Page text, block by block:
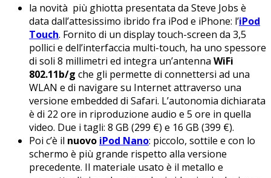
la novità più ghiotta presentata da Steve Jobs è
data dall’attesissimo ibrido fra iPod e iPhone: l’iPod
Touch. Fornito di un display touch-screen da 3,5
pollici e dell’interfaccia multi-touch, ha uno spessore
di soli 8 millimetri ed integra un’antenna WiFi
802.11b/g che gli permette di connettersi ad una
WLAN e di navigare su Internet attraverso una
versione embedded di Safari. L’autonomia dichiarata
è di 22 ore in riproduzione audio e 5 ore in quella
video. Due i tagli: 8 GB (299 €) e 16 GB (399 €).
Poi c’è il nuovo iPod Nano: piccolo, sottile e con lo
schermo è più grande rispetto alla versione
precedente. Il materiale usato è il metallo e